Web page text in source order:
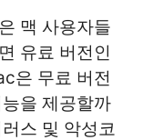
맥 사용자들
유료 버전인
은 무료 버전
을 제공할까
스 및 악성코